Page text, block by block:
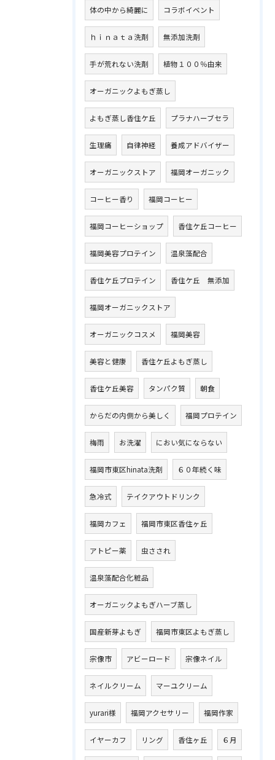
体の中から綺麗に コラボイベント
ｈｉｎａｔａ洗剤 無添加洗剤
手が荒れない洗剤 植物１００％由来
オーガニックよもぎ蒸し
よもぎ蒸し香住ケ丘 プラナハーブセラ
生理痛 自律神経 養成アドバイザー
オーガニックストア 福岡オーガニック
コーヒー香り 福岡コーヒー
福岡コーヒーショップ 香住ケ丘コーヒー
福岡美容プロテイン 温泉藻配合
香住ケ丘プロテイン 香住ケ丘 無添加
福岡オーガニックストア
オーガニックコスメ 福岡美容
美容と健康 香住ケ丘よもぎ蒸し
香住ケ丘美容 タンパク質 朝食
からだの内側から美しく 福岡プロテイン
梅雨 お洗濯 におい気にならない
福岡市東区hinata洗剤 ６０年続く味
急冷式 テイクアウトドリンク
福岡カフェ 福岡市東区香住ヶ丘
アトピー薬 虫さされ
温泉藻配合化粧品
オーガニックよもぎハーブ蒸し
国産新芽よもぎ 福岡市東区よもぎ蒸し
宗像市 アビーロード 宗像ネイル
ネイルクリーム マーユクリーム
yurari様 福岡アクセサリー 福岡作家
イヤーカフ リング 香住ヶ丘 ６月